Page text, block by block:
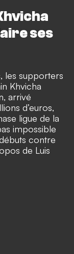
ses
les supporters
Khvicha
arrivé
d’euros,
ligue de la
impossible
contre
de Luis